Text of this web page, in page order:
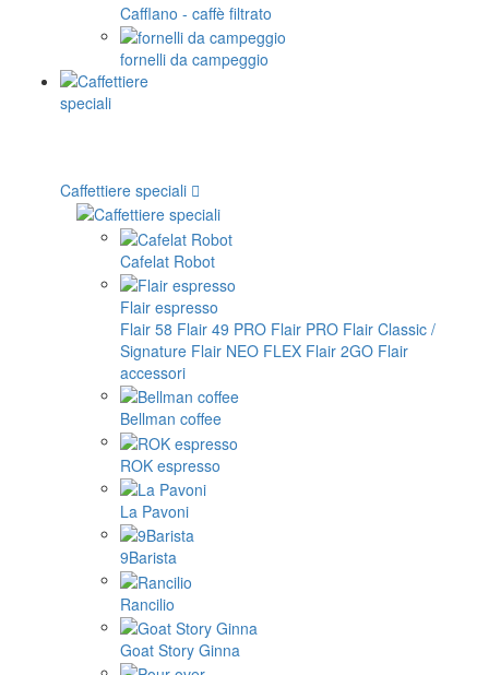
Cafflano - caffè filtrato
fornelli da campeggio
Caffettiere speciali
Cafelat Robot
Flair espresso
Flair 58 Flair 49 PRO Flair PRO Flair Classic /
Signature Flair NEO FLEX Flair 2GO Flair
accessori
Bellman coffee
ROK espresso
La Pavoni
9Barista
Rancilio
Goat Story Ginna